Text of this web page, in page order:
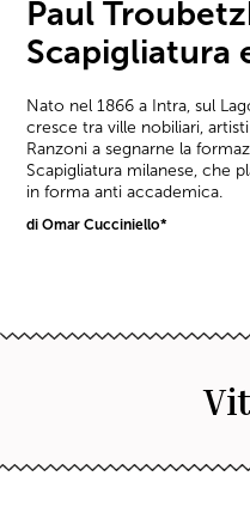
Paul
Scapigliatura
Nato nel 1866 a Intra, sul
cresce tra ville nobiliari,
Ranzoni a segnarne la
Scapigliatura milanese, che
in forma anti accademica.
di Omar Cucciniello*